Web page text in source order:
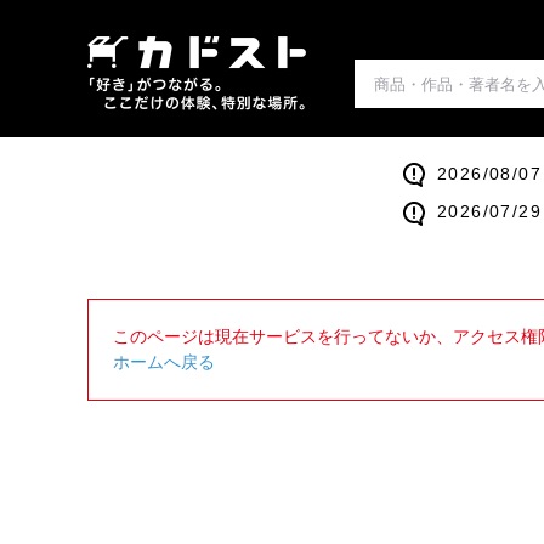
2026/08/07
2026/07/29
このページは現在サービスを行ってないか、アクセス
ホームへ戻る